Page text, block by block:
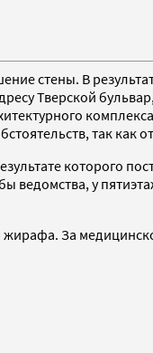
стены. В
Тверской
так как
которого
ведомства, у
За